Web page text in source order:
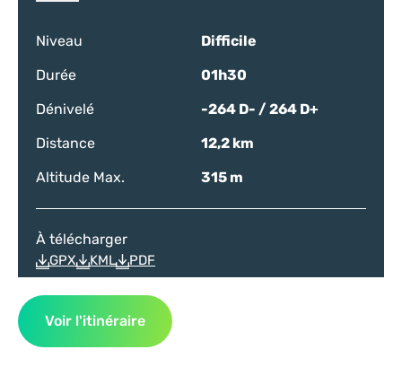
Niveau
Difficile
Durée
01h30
Dénivelé
-264 D- / 264 D+
Distance
12,2 km
Altitude Max.
315 m
À télécharger
GPX KML PDF
Voir l'itinéraire